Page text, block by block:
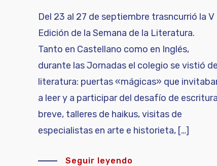
Del 23 al 27 de septiembre trasncurrió la V
Edición de la Semana de la Literatura.
Tanto en Castellano como en Inglés,
durante las Jornadas el colegio se vistió
literatura: puertas «mágicas» que
a leer y a participar del desafío de
breve, talleres de haikus, visitas de
especialistas en arte e historieta, […]
Seguir leyendo